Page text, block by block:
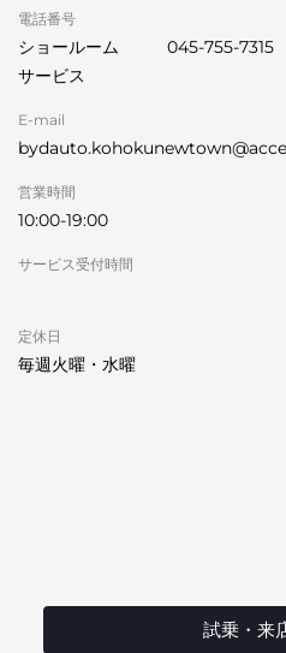
電話番号
ショールーム
045-755-7315
サービス
E-mail
営業時間
10:00-19:00
サービス受付時間
定休日
毎週火曜・水曜
試乗・来